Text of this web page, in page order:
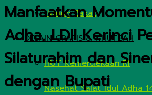
Hitung Zakat
DESAIN GRAFIS & KHUTBAH
HUT Kemerdekaan RI
Nasehat Salat Idul Adha
Manfaatkan
Adha, LDII Kerinci
Silaturahim dan
dengan Bupati